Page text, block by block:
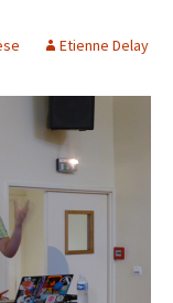
Etienne Delay